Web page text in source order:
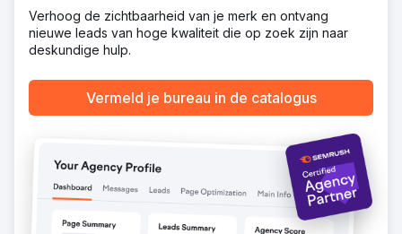
een toename van 120% in organische aanvragen. PPC:
300% ROI, met 75% meer leads en 35% lagere kosten
per klik.
Naar bureaupagina
Verhoog de zichtbaarheid van je merk en ontvang
nieuwe leads van hoge kwaliteit die op zoek zijn naar
deskundige hulp.
Vermeld je bureau in de catalogus